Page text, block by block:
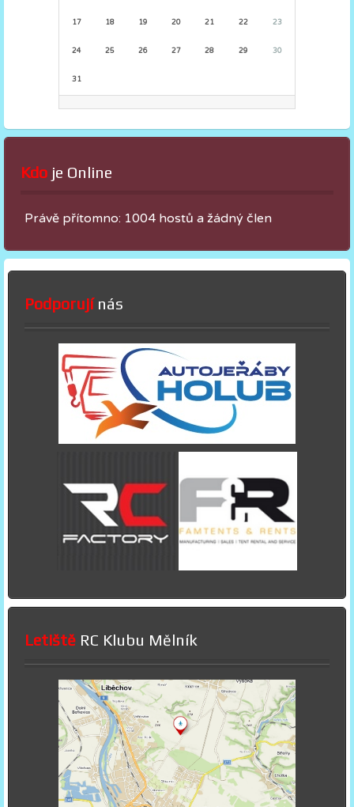
17 18 19 20 21 22 23
24 25 26 27 28 29 30
31
Kdo je Online
Právě přítomno: 1004 hostů a žádný člen
Podporujínás
Letiště RC Klubu Mělník